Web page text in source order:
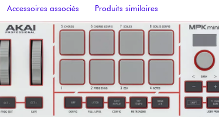
Eveil
Packs
Accessoires associés Produits similaires